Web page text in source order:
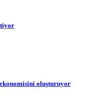
oluşturuyor